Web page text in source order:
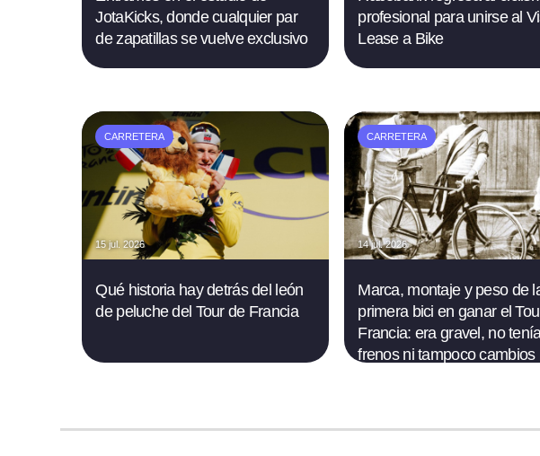
JotaKicks, donde cualquier par
de zapatillas se vuelve exclusivo
profesional para unirse al
Lease a Bike
CARRETERA
15 jul. 2026
Qué historia hay detrás del león
de peluche del Tour de Francia
CARRETERA
14 jul. 2026
Marca, montaje y peso de
primera bici en ganar el
Francia: era gravel, no tenía
frenos ni tampoco cambios